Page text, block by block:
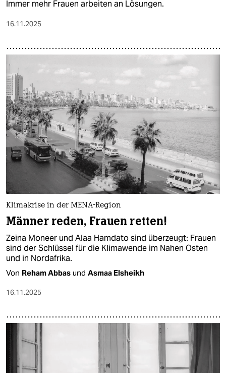
Immer mehr Frauen arbeiten an Lösungen.
16.11.2025
Klimakrise in der MENA-Region
Männer reden, Frauen retten!
Zeina Moneer und Alaa Hamdato sind überzeugt: Frauen
sind der Schlüssel für die Klimawende im Nahen Osten
und in Nordafrika.
Von Reham Abbas und Asmaa Elsheikh
16.11.2025